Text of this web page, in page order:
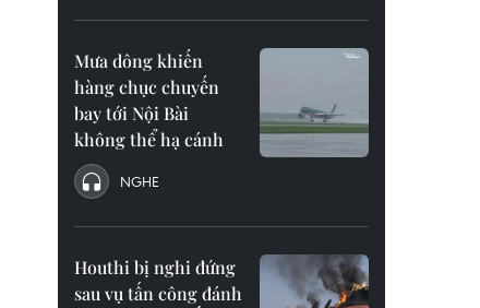
Mưa dông khiến
hàng chục chuyến
bay tới Nội Bài
không thể hạ cánh
NGHE
Houthi bị nghi đứng
sau vụ tấn công đánh